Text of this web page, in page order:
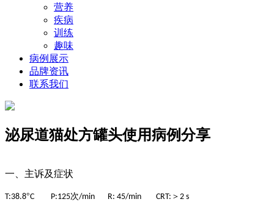
营养
疾病
训练
趣味
病例展示
品牌资讯
联系我们
泌尿道猫处方罐头使用病例分享
一、主诉及症状
T:38.8°C P:125次/min R: 45/min CRT: ＞ 2 s